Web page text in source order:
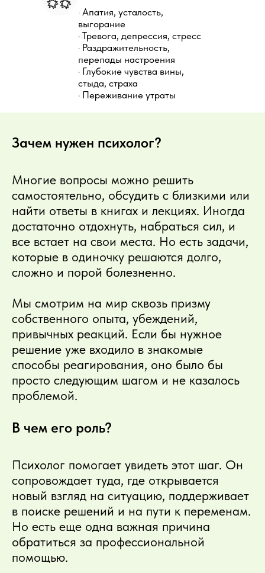
· Апатия, усталость,
выгорание
· Тревога, депрессия, стресс
· Раздражительность,
перепады настроения
· Глубокие чувства вины,
стыда, страха
· Переживание утраты
Зачем нужен психолог?
Многие вопросы можно решить
самостоятельно, обсудить с близкими или
найти ответы в книгах и лекциях. Иногда
достаточно отдохнуть, набраться сил, и
все встает на свои места. Но есть задачи,
которые в одиночку решаются долго,
сложно и порой болезненно.
Мы смотрим на мир сквозь призму
собственного опыта, убеждений,
привычных реакций. Если бы нужное
решение уже входило в знакомые
способы реагирования, оно было бы
просто следующим шагом и не казалось
проблемой.
В чем его роль?
Психолог помогает увидеть этот шаг. Он
сопровождает туда, где открывается
новый взгляд на ситуацию, поддерживает
в поиске решений и на пути к переменам.
Но есть еще одна важная причина
обратиться за профессиональной
помощью.